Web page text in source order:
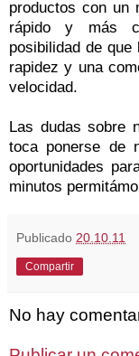
productos con un
rápido y más
posibilidad de
rapidez y una
velocidad.
Las dudas sobre
toca ponerse de
oportunidades
minutos
Publicado 20.10.11
Compartir
No hay